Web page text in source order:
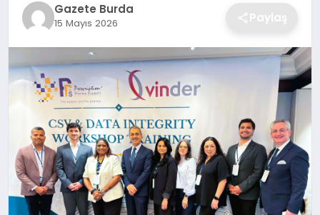
DÜNYA
Gazete Burda
15 Mayıs 2026 Paylaş